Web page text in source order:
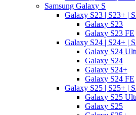
Samsung Galaxy S
Galaxy S23 | S23+ |
Galaxy S23
Galaxy S23 FE
Galaxy S24 | S24+ |
Galaxy S24
Galaxy S24
Galaxy S24+
Galaxy S24 FE
Galaxy S25 | S25+ |
Galaxy S25
Galaxy S25